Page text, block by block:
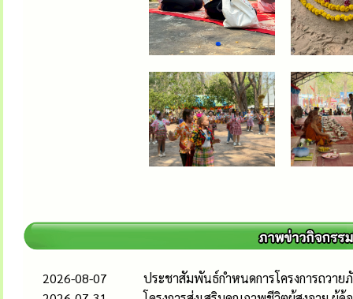
2026-08-07
ประชาสัมพันธ์กำหนดการโครงการถวา